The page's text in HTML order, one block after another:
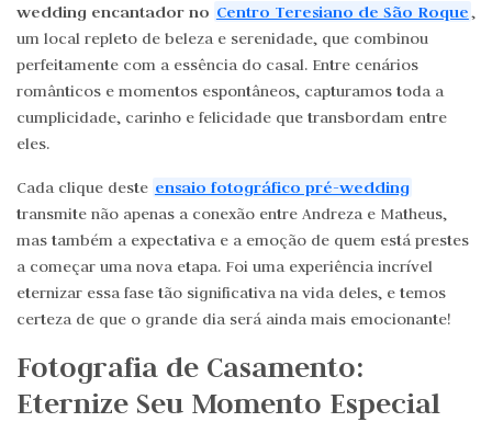
wedding encantador no Centro Teresiano de São Roque,
um local repleto de beleza e serenidade, que combinou
perfeitamente com a essência do casal. Entre cenários
românticos e momentos espontâneos, capturamos toda a
cumplicidade, carinho e felicidade que transbordam entre
eles.
Cada clique deste ensaio fotográfico pré-wedding
transmite não apenas a conexão entre Andreza e Matheus,
mas também a expectativa e a emoção de quem está prestes
a começar uma nova etapa. Foi uma experiência incrível
eternizar essa fase tão significativa na vida deles, e temos
certeza de que o grande dia será ainda mais emocionante!
Fotografia de Casamento:
Eternize Seu Momento Especial